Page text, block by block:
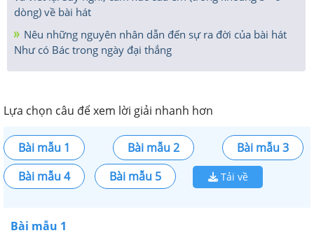
dòng) về bài hát
Nêu những nguyên nhân dẫn đến sự ra đời của bài hát
Như có Bác trong ngày đại thắng
Lựa chọn câu để xem lời giải nhanh hơn
Bài mẫu 1 Bài mẫu 2
Bài mẫu 3
Bài mẫu 4
Bài mẫu 5 Tải về
Bài mẫu 1